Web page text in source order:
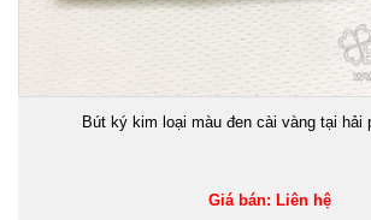
Bút ký kim loại màu đen cài vàng tại hải
Giá bán: Liên hệ